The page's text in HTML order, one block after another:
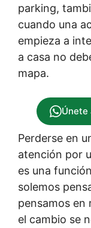
parking,
cuando una
empieza a
a casa no
mapa.
Únete
Perderse en
atención por
es una
solemos
pensamos en
el cambio se